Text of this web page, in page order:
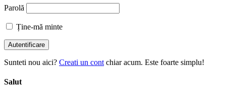
Parolă
Ține-mă minte
Sunteti nou aici? Creati un cont chiar acum. Este foarte simplu!
Salut